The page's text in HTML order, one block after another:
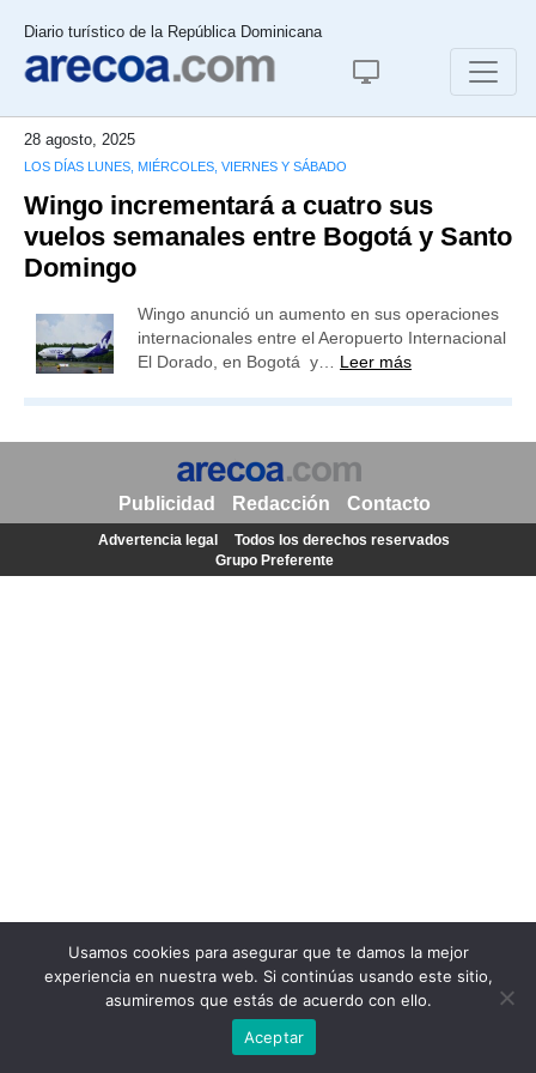
Diario turístico de la República Dominicana
28 agosto, 2025
LOS DÍAS LUNES, MIÉRCOLES, VIERNES Y SÁBADO
Wingo incrementará a cuatro sus
vuelos semanales entre Bogotá y Santo
Domingo
Wingo anunció un aumento en sus operaciones
internacionales entre el Aeropuerto Internacional
El Dorado, en Bogotá y… Leer más
Usamos cookies para asegurar que te damos la mejor
experiencia en nuestra web. Si continúas usando este sitio,
asumiremos que estás de acuerdo con ello.
Aceptar
Publicidad Redacción Contacto
Advertencia legal
Todos los derechos reservados
Grupo Preferente